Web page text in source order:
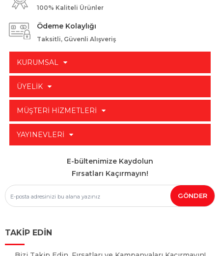
100% Kaliteli Ürünler
Ödeme Kolaylığı
Taksitli, Güvenli Alışveriş
KURUMSAL
ÜYELİK
MÜŞTERİ HİZMETLERİ
YAYINEVLERİ
E-bültenimize Kaydolun
Fırsatları Kaçırmayın!
TAKİP EDİN